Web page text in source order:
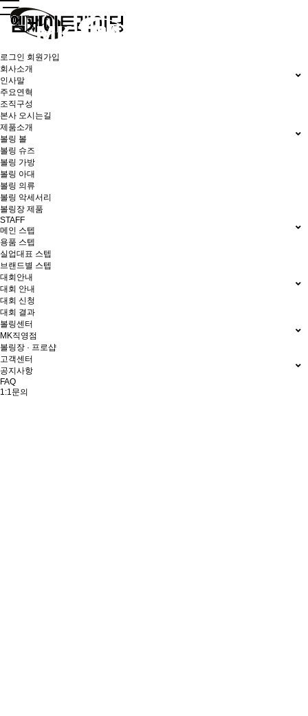
로그인 회원가입
회사소개
인사말
주요연혁
조직구성
본사 오시는길
제품소개
볼링 볼
볼링 슈즈
볼링 가방
볼링 아대
볼링 의류
볼링 악세서리
볼링장 제품
STAFF
메인 스텝
용품 스텝
실업대표 스텝
브랜드별 스텝
대회안내
대회 안내
대회 신청
대회 결과
볼링센터
MK직영점
볼링장 · 프로샵
고객센터
공지사항
FAQ
1:1문의